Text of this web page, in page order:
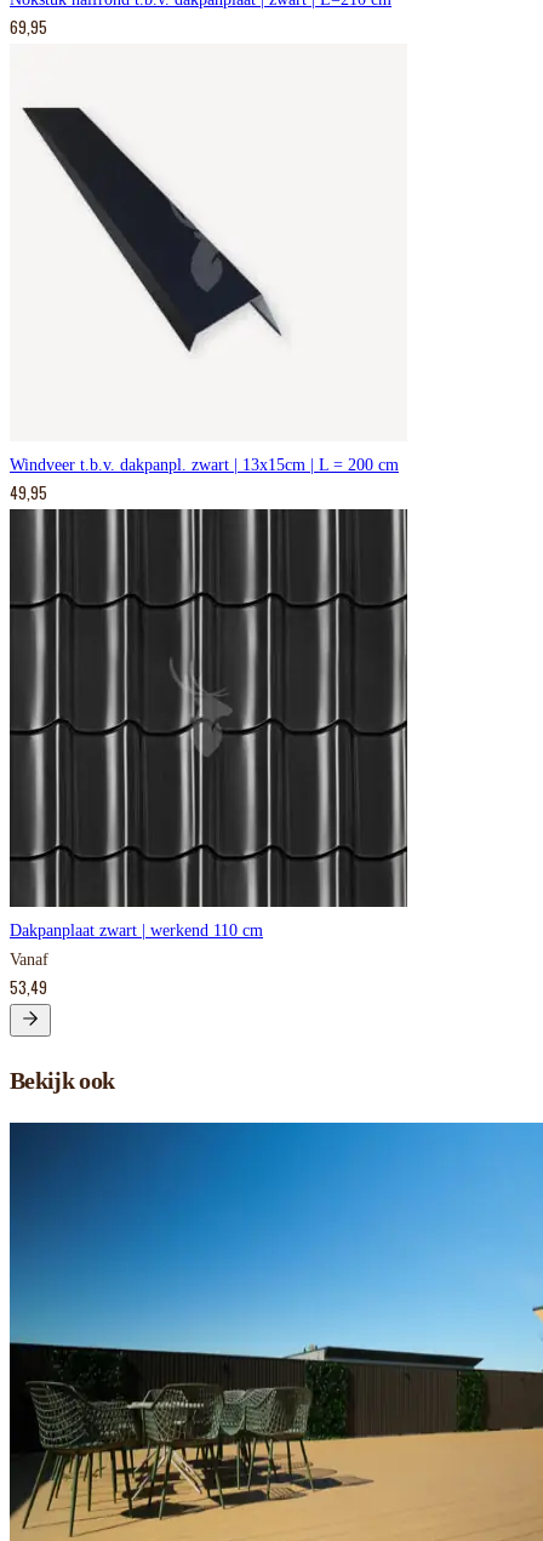
69,95
Windveer t.b.v. dakpanpl. zwart | 13x15cm | L = 200 cm
49,95
Dakpanplaat zwart | werkend 110 cm
Vanaf
53,49
Bekijk ook